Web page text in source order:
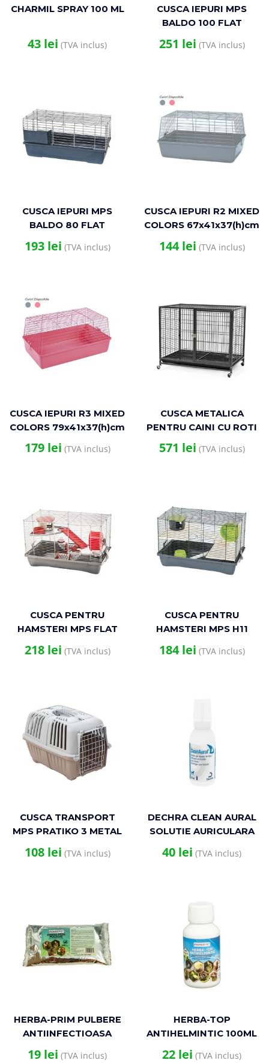
CHARMIL SPRAY 100 ML
43 lei (TVA inclus)
CUSCA IEPURI MPS
BALDO 100 FLAT
CHROME/DARK BLUE
99x53x42(h)cm
251 lei (TVA inclus)
CUSCA IEPURI MPS
BALDO 80 FLAT
CHROME/DARK BLUE
78.5×44.5×39(h)cm
193 lei (TVA inclus)
CUSCA IEPURI R2 MIXED
COLORS 67x41x37(h)cm
144lei (TVA inclus)
CUSCA IEPURI R3 MIXED
COLORS 79x41x37(h)cm
179 lei (TVA inclus)
CUSCA METALICA
PENTRU CAINI CU ROTI
109x70x89(h)cm
571 lei (TVA inclus)
CUSCA PENTRU
HAMSTERI MPS FLAT
VIP
CHROME/GREY/58x32x38(h)cm
218 lei (TVA inclus)
CUSCA PENTRU
HAMSTERI MPS H11
FLAT NATURE
58x32x38(H) CM
184lei (TVA inclus)
CUSCA TRANSPORT
MPS PRATIKO 3 METAL
CIPRIA 60x40x39(h)cm
108 lei (TVA inclus)
DECHRA CLEAN AURAL
SOLUTIE AURICULARA
PENTRU CAINI 50ML
40 lei (TVA inclus)
HERBA-PRIM PULBERE
ANTIINFECTIOASA
ORALA 250G
19 lei (TVA inclus)
HERBA-TOP
ANTIHELMINTIC 100ML
22 lei (TVA inclus)